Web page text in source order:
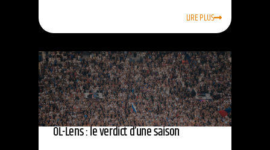
LIRE PLUS
OL-Lens : le verdict d’une saison